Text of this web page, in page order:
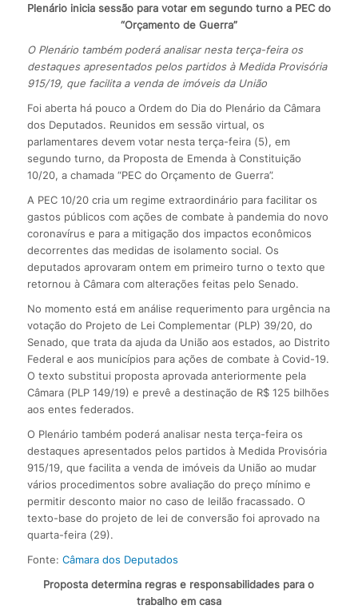
Plenário inicia sessão para votar em segundo turno a PEC do
“Orçamento de Guerra”
O Plenário também poderá analisar nesta terça-feira os
destaques apresentados pelos partidos à Medida Provisória
915/19, que facilita a venda de imóveis da União
Foi aberta há pouco a Ordem do Dia do Plenário da Câmara
dos Deputados. Reunidos em sessão virtual, os
parlamentares devem votar nesta terça-feira (5), em
segundo turno, da Proposta de Emenda à Constituição
10/20, a chamada “PEC do Orçamento de Guerra”.
A PEC 10/20 cria um regime extraordinário para facilitar os
gastos públicos com ações de combate à pandemia do novo
coronavírus e para a mitigação dos impactos econômicos
decorrentes das medidas de isolamento social. Os
deputados aprovaram ontem em primeiro turno o texto que
retornou à Câmara com alterações feitas pelo Senado.
No momento está em análise requerimento para urgência na
votação do Projeto de Lei Complementar (PLP) 39/20, do
Senado, que trata da ajuda da União aos estados, ao Distrito
Federal e aos municípios para ações de combate à Covid-19.
O texto substitui proposta aprovada anteriormente pela
Câmara (PLP 149/19) e prevê a destinação de R$ 125 bilhões
aos entes federados.
O Plenário também poderá analisar nesta terça-feira os
destaques apresentados pelos partidos à Medida Provisória
915/19, que facilita a venda de imóveis da União ao mudar
vários procedimentos sobre avaliação do preço mínimo e
permitir desconto maior no caso de leilão fracassado. O
texto-base do projeto de lei de conversão foi aprovado na
quarta-feira (29).
Fonte: Câmara dos Deputados
Proposta determina regras e responsabilidades para o
trabalho em casa